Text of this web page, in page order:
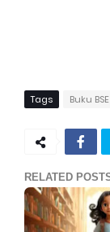
Tags Buku
RELATED